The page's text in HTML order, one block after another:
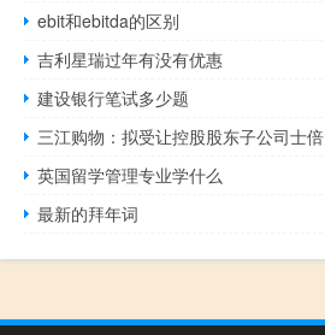
ebit和ebitda的区别
吉利星瑞过年有没有优惠
建设银行笔试多少题
三江购物：拟受让控股股东子公司士
英国留学管理专业学什么
最新的拜年词